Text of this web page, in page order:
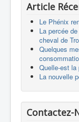
Europespace
Drones
Article
Le Phénix
La percée
cheval de
Quelques
Quelle-est la
La nouvelle
Contactez-